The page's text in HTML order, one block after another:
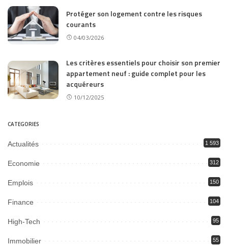
Protéger son logement contre les risques
courants
04/03/2026
Les critères essentiels pour choisir son premier
appartement neuf : guide complet pour les
acquéreurs
10/12/2025
CATEGORIES
Actualités 1 593
Economie 312
Emplois 150
Finance 104
High-Tech 95
Immobilier 55